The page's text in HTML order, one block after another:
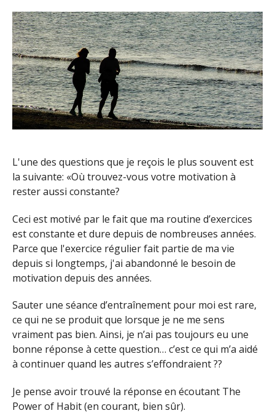
L'une des questions que je reçois le plus souvent est
la suivante: «Où trouvez-vous votre motivation à
rester aussi constante?
Ceci est motivé par le fait que ma routine d’exercices
est constante et dure depuis de nombreuses années.
Parce que l'exercice régulier fait partie de ma vie
depuis si longtemps, j'ai abandonné le besoin de
motivation depuis des années.
Sauter une séance d’entraînement pour moi est rare,
ce qui ne se produit que lorsque je ne me sens
vraiment pas bien. Ainsi, je n’ai pas toujours eu une
bonne réponse à cette question… c’est ce qui m’a aidé
à continuer quand les autres s’effondraient ??
Je pense avoir trouvé la réponse en écoutant The
Power of Habit (en courant, bien sûr).